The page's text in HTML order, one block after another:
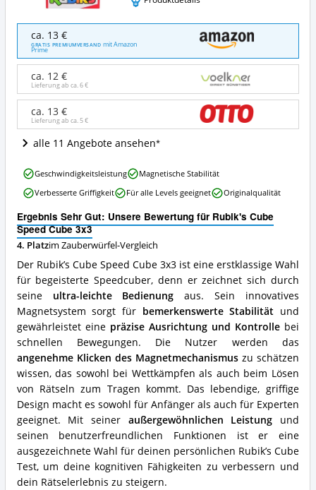
Rubik's
Cube
Speed
Cube
3x3
Angebote:
dieser
Zauberwürfel
ca. 13 €
GRATIS PREMIUMVERSAND mit Amazon
Prime
ca. 12 €
Lieferung ab ca.6 €
ca. 13 €
Lieferung ab ca.5 €
alle 11 Angebote ansehen
Ergebnis Sehr Gut: Unsere Bewertung für Rubik's Cube
Speed Cube 3x3
4. Platzim Zauberwürfel-Vergleich
Der Rubik’s Cube Speed Cube 3x3 ist eine erstklassige Wahl
für begeisterte Speedcuber, denn er zeichnet sich durch
seine ultra-leichte Bedienung aus. Sein innovatives
Magnetsystem sorgt für bemerkenswerte Stabilität und
gewährleistet eine präzise Ausrichtung und Kontrollebei
schnellen Bewegungen. Die Nutzer werden das
angenehme Klicken des Magnetmechanismuszu schätzen
wissen, das sowohl bei Wettkämpfen als auch beim Lösen
von Rätseln zum Tragen kommt. Das lebendige, griffige
Design macht es sowohl für Anfänger als auch für Experten
geeignet. Mit seiner außergewöhnlichen Leistung und
seinen benutzerfreundlichen Funktionen ist er eine
ausgezeichnete Wahl für deinen persönlichen Rubik’s Cube
Test, um deine kognitiven Fähigkeiten zu verbessern und
dein Rätselerlebnis zu steigern.
Rubik's
Cube
Speed
3x3
Vorteile:
Was
spricht
für
diesen
Zauberwürfel?
Geschwindigkeitsleistung
Magnetische Stabilität
Verbesserte Griffigkeit
Für alle Levels geeignet Originalqualität